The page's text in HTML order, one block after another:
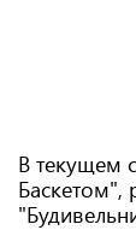
В текущем
Баскетом",